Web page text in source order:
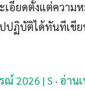
เอียดตั้งแต่ความ
ปฏิบัติได้ทันทีเขี
2026 | S · อ่าน